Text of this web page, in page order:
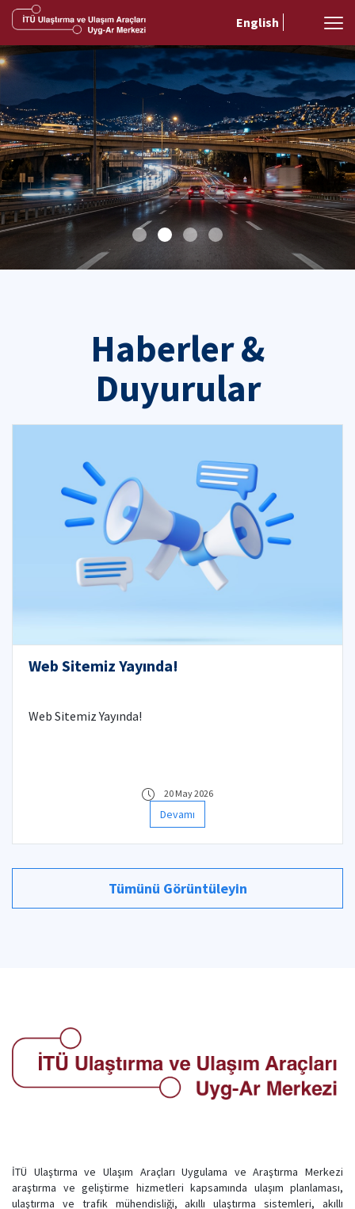
English
Haberler &
Duyurular
Web Sitemiz Yayında!
Web Sitemiz Yayında!
20 May 2026
Devamı
Tümünü Görüntüleyin
İTÜ Ulaştırma ve Ulaşım Araçları Uygulama ve Araştırma Merkezi
araştırma ve geliştirme hizmetleri kapsamında ulaşım planlaması,
ulaştırma ve trafik mühendisliği, akıllı ulaştırma sistemleri, akıllı